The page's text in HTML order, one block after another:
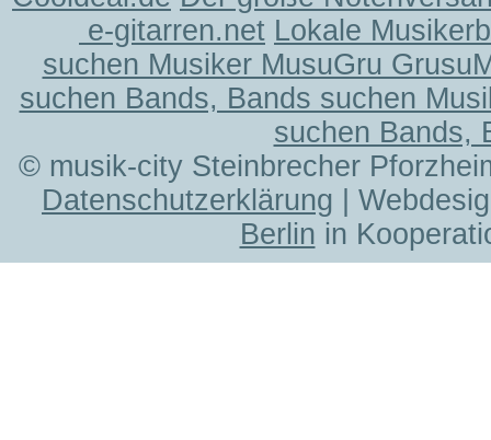
e-gitarren.net Lokale
suchen Musiker MusuGru
suchen Bands, Bands suchen
suchen Bands,
© musik-city Steinbrecher
Datenschutzerklärung |
Berlin in